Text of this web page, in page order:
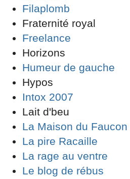
Filaplomb
Fraternité royal
Freelance
Horizons
Humeur de gauche
Hypos
Intox 2007
Lait d'beu
La Maison du Faucon
La pire Racaille
La rage au ventre
Le blog de rébus